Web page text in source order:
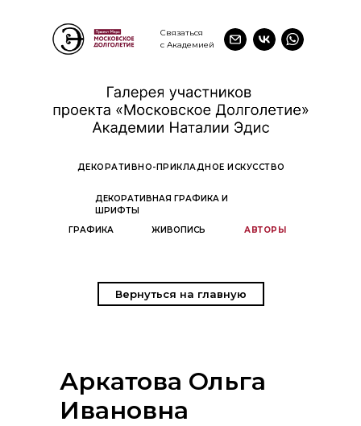
Связаться
с Академией
ГРАФИКА ЖИВОПИСЬ
ДЕКОРАТИВНАЯ ГРАФИКА И
ШРИФТЫ
ДЕКОРАТИВНО-ПРИКЛАДНОЕ ИСКУССТВО
АВТОРЫ
Вернуться на главную
Аркатова Ольга
Ивановна